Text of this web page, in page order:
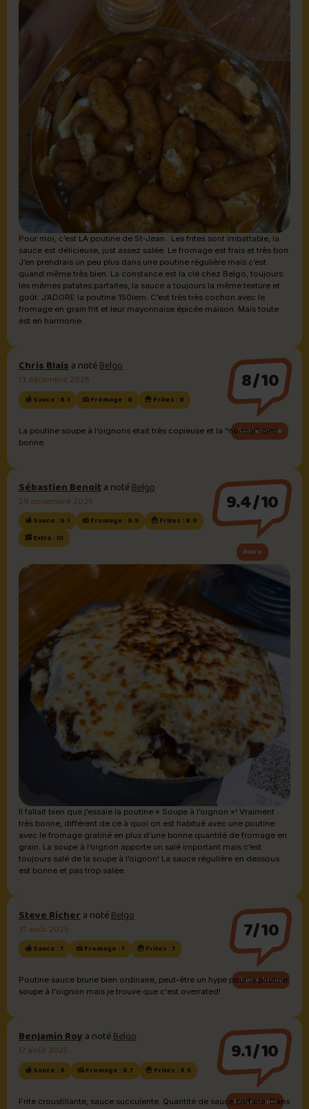
Pour moi, c’est LA poutine de St-Jean.. Les frites sont imbattable, la
sauce est délicieuse, just assez salée. Le fromage est frais et très bon.
J’en prendrais un peu plus dans une poutine régulière mais c’est
quand même très bien. La constance est la clé chez Belgo, toujours
les mêmes patates parfaites, la sauce a toujours la même texture et
goût. J’ADORE la poutine 150iem. C’est très très cochon avec le
fromage en grain frit et leur mayonnaise épicée maison. Mais toute
est en harmonie.
Chris Blaisa notéBelgo
13 décembre 2025
🍯 Sauce : 8.1 🧀 Fromage : 8 🍟 Frites : 8
8/10
Sauce brune
La poutine soupe à l’oignons etait très copieuse et la “normal” bien
bonne.
Sébastien Benoita notéBelgo
29 novembre 2025
🍯 Sauce : 9.1 🧀 Fromage : 9.5
🍟 Frites : 8.9
🥓 Extra : 10
9.4/10
Autre
Il fallait bien que j’essaie la poutine « Soupe à l’oignon »! Vraiment
très bonne, différent de ce à quoi on est habitué avec une poutine
avec le fromage gratiné en plus d’une bonne quantité de fromage en
grain. La soupe à l’oignon apporte un salé important mais c’est
toujours salé de la soupe à l’oignon! La sauce régulière en dessous
est bonne et pas trop salée.
Steve Richera notéBelgo
31 août 2025
🍯 Sauce : 7 🧀 Fromage : 7 🍟 Frites : 7
7/10
Sauce brune
Poutine sauce brune bien ordinaire, peut-être un hype pour la poutine
soupe à l'oignon mais je trouve que c'est overrated!
Benjamin Roya notéBelgo
17 août 2025
🍯 Sauce : 9 🧀 Fromage : 8.7 🍟 Frites : 9.5
9.1/10
Sauce brune
Frite croustillante, sauce succulente. Quantité de sauce parfaite. Dans